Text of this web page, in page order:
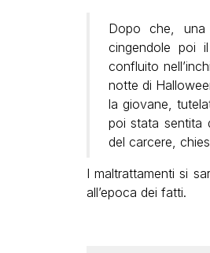
Dopo che,
cingendole poi
confluito
notte di
la giovane,
poi stata sentita
del carcere,
I maltrattamenti si
all’epoca dei fatti.